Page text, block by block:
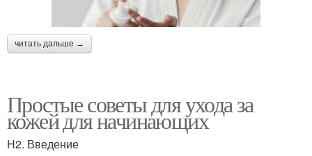
читать дальше →
Простые советы для ухода за
кожей для начинающих
H2. Введение